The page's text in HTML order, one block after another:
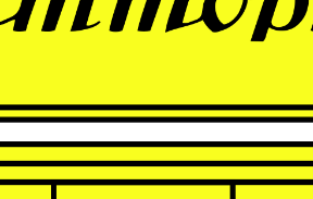
THOMAS
LARCHER
Die Nacht der Verlorenen